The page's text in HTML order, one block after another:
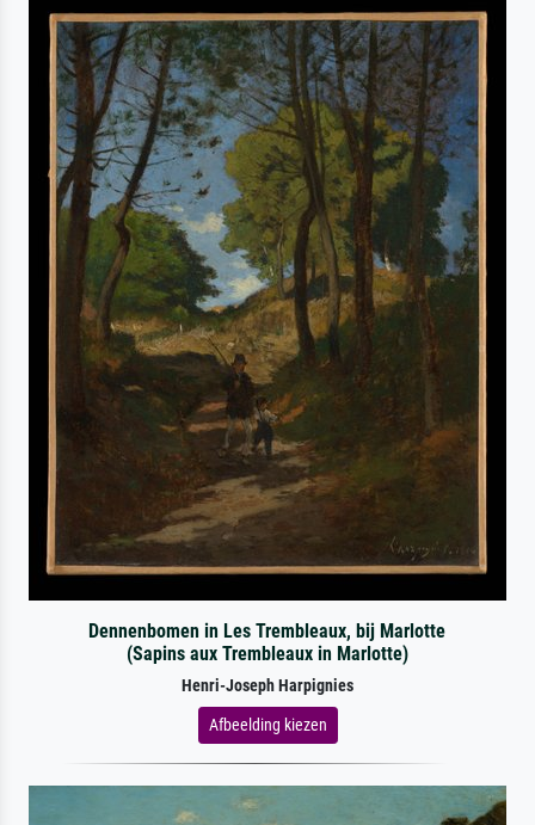
Dennenbomen in Les Trembleaux, bij Marlotte
(Sapins aux Trembleaux in Marlotte)
Henri-Joseph Harpignies
Afbeelding kiezen